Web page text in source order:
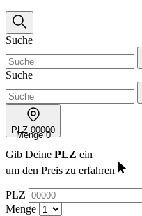
Suche
Suche
PLZ 00000
Menge 0
Gib Deine PLZ ein
um den Preis zu erfahren
PLZ
Menge